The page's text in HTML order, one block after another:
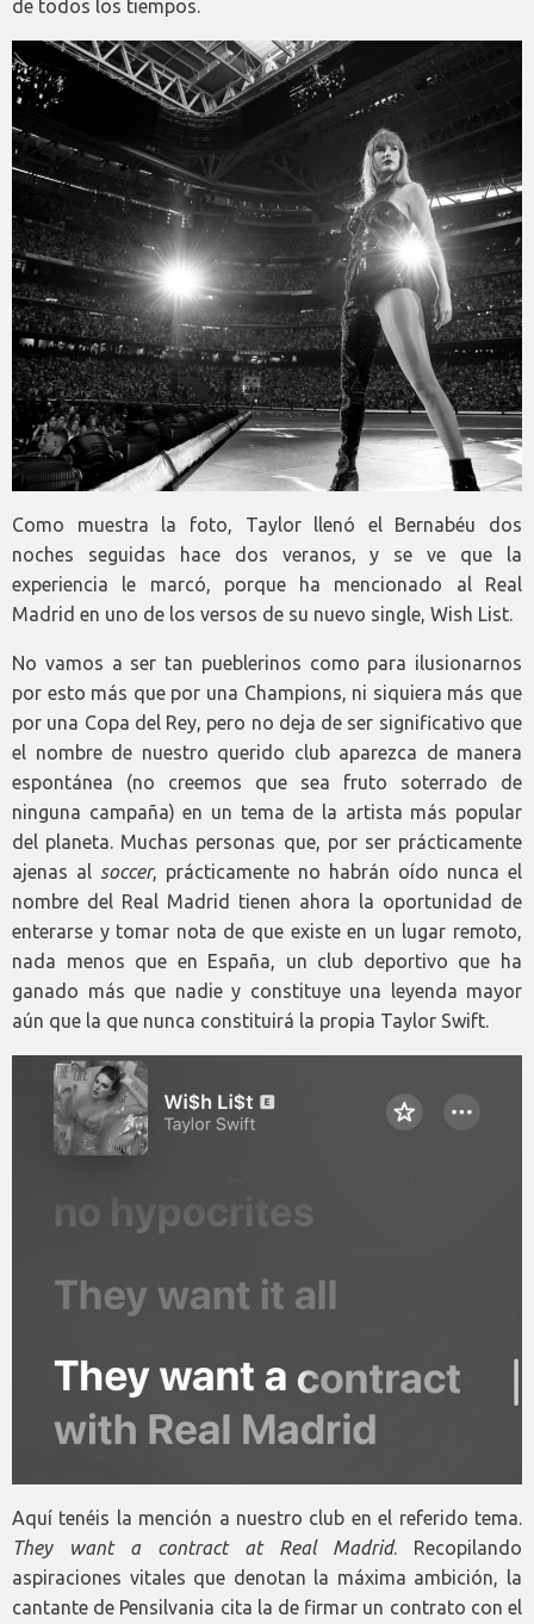
de todos los tiempos.
Como muestra la foto, Taylor llenó el Bernabéu dos
noches seguidas hace dos veranos, y se ve que la
experiencia le marcó, porque ha mencionado al Real
Madrid en uno de los versos de su nuevo single, Wish List.
No vamos a ser tan pueblerinos como para ilusionarnos
por esto más que por una Champions, ni siquiera más que
por una Copa del Rey, pero no deja de ser significativo que
el nombre de nuestro querido club aparezca de manera
espontánea (no creemos que sea fruto soterrado de
ninguna campaña) en un tema de la artista más popular
del planeta. Muchas personas que, por ser prácticamente
ajenas al soccer, prácticamente no habrán oído nunca el
nombre del Real Madrid tienen ahora la oportunidad de
enterarse y tomar nota de que existe en un lugar remoto,
nada menos que en España, un club deportivo que ha
ganado más que nadie y constituye una leyenda mayor
aún que la que nunca constituirá la propia Taylor Swift.
Aquí tenéis la mención a nuestro club en el referido tema.
They want a contract at Real Madrid. Recopilando
aspiraciones vitales que denotan la máxima ambición, la
cantante de Pensilvania cita la de firmar un contrato con el